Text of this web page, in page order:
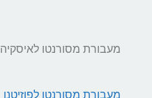
מעבורת מסורנטו לאיסקיה
מעבורת מסורנטו לפוזיטנו